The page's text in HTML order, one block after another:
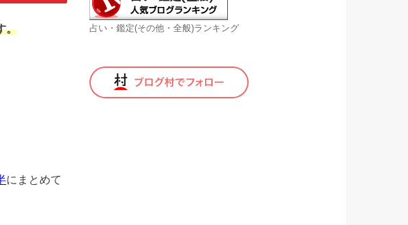
。
にまとめて
占い・鑑定(その他・全般)ランキング